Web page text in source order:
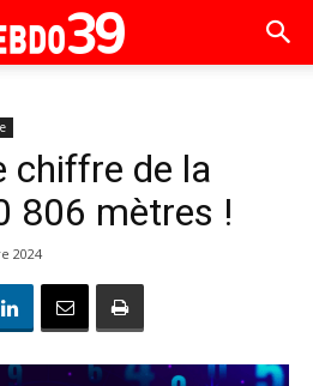
chiffre de la
806 mètres !
2024